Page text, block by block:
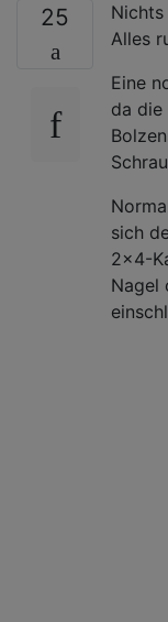
25
Alles
Eine
da die
sich
2x4-
Nagel